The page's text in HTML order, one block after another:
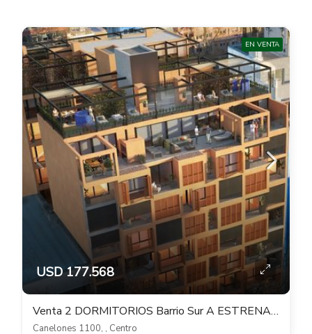
EN VENTA
USD 177.568
Venta 2 DORMITORIOS Barrio Sur A ESTRENAR 01 SYNC
Canelones 1100, , Centro